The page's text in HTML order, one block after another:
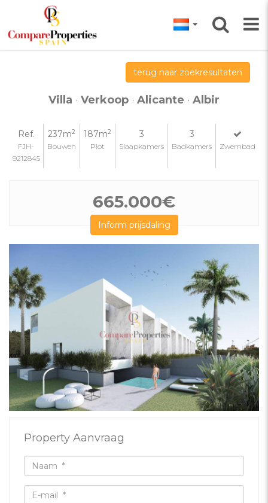
terug naar zoekresultaten
Villa · Verkoop · Alicante · Albir
Ref.
FJH-
9212845
237m2
Bouwen
187m2
Plot
3
Slaapkamers
3
Badkamers Zwembad
665.000€
Inform prijsdaling
Property Aanvraag